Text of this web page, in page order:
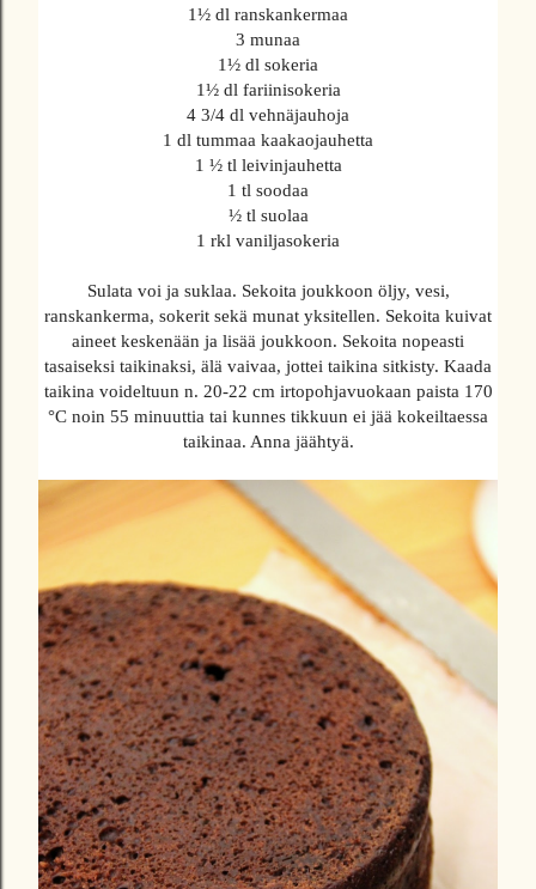
1½ dl ranskankermaa
3 munaa
1½ dl sokeria
1½ dl fariinisokeria
4 3/4 dl vehnäjauhoja
1 dl tummaa kaakaojauhetta
1 ½ tl leivinjauhetta
1 tl soodaa
½ tl suolaa
1 rkl vaniljasokeria
Sulata voi ja suklaa. Sekoita joukkoon öljy, vesi,
ranskankerma, sokerit sekä munat yksitellen. Sekoita kuivat
aineet keskenään ja lisää joukkoon. Sekoita nopeasti
tasaiseksi taikinaksi, älä vaivaa, jottei taikina sitkisty. Kaada
taikina voideltuun n. 20-22 cm irtopohjavuokaan paista 170
°C noin 55 minuuttia tai kunnes tikkuun ei jää kokeiltaessa
taikinaa. Anna jäähtyä.